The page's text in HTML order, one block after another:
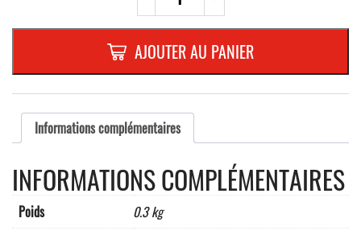
NUMERO
EN
PVC-
RELIEF
110
MMNOIR
"3"
AJOUTER AU PANIER
Informations complémentaires
INFORMATIONS COMPLÉMENTAIRES
Poids 0.3 kg